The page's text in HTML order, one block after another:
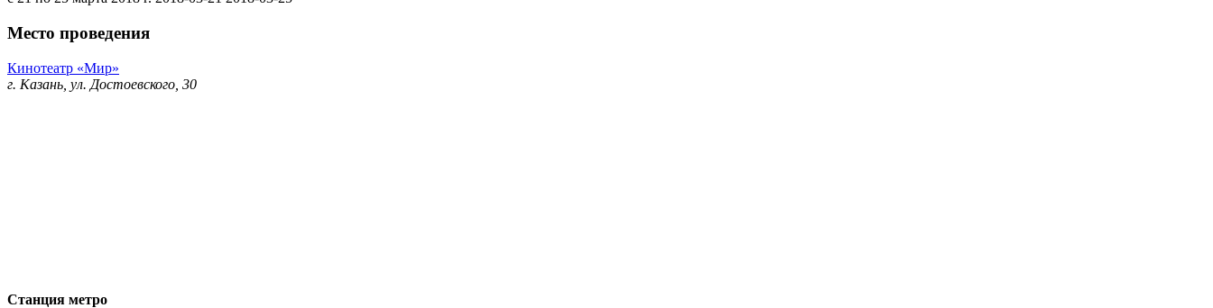
Место проведения
Кинотеатр «Мир»
г. Казань, ул. Достоевского, 30
Станция метро